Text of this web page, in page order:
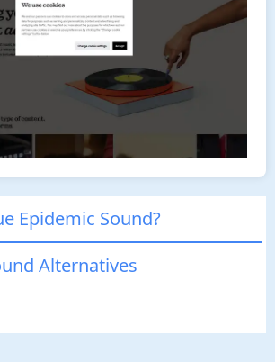
Epidemic Sound?
Alternatives